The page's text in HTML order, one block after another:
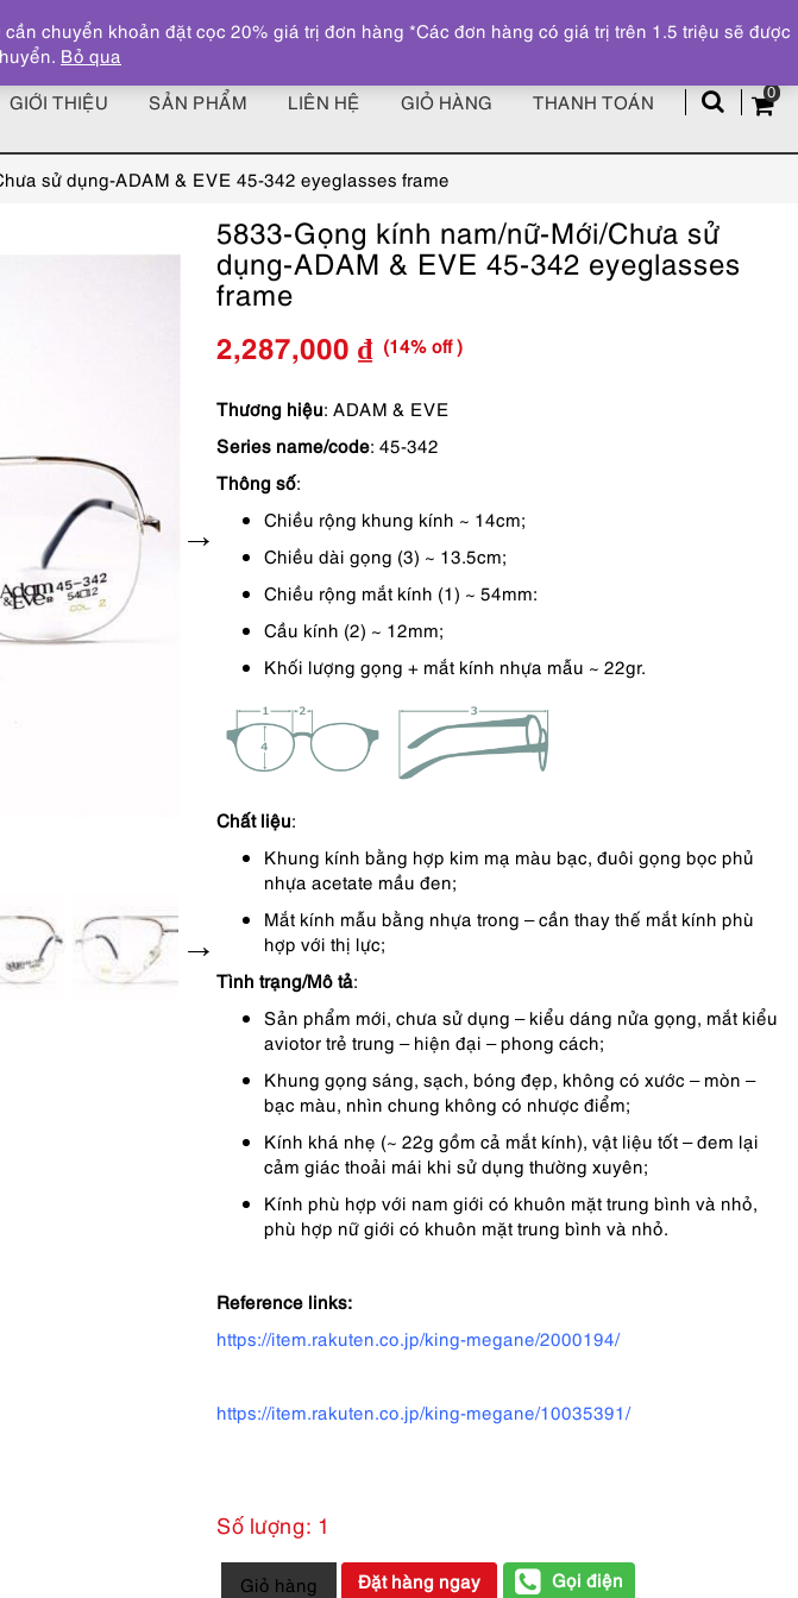
z
0
GIỚI THIỆU SẢN PHẨM LIÊN HỆ GIỎ HÀNG THANH TOÁN
sử dụng-ADAM & EVE 45-342 eyeglasses frame
5833-Gọng kính nam/nữ-Mới/Chưa sử
dụng-ADAM & EVE 45-342 eyeglasses
frame
Giá
gốc
là:
2,287,000 ₫
Giá
hiện
tại
2,287,000 ₫.
(14% off )
Thương hiệu: ADAM & EVE
Series name/code: 45-342
Thông số:
Chiều rộng khung kính ~ 14cm;
Chiều dài gọng (3) ~ 13.5cm;
Chiều rộng mắt kính (1) ~ 54mm:
Cầu kính (2) ~ 12mm;
Khối lượng gọng + mắt kính nhựa mẫu ~ 22gr.
Chất liệu:
Khung kính bằng hợp kim mạ màu bạc, đuôi gọng bọc phủ
nhựa acetate mầu đen;
Mắt kính mẫu bằng nhựa trong – cần thay thế mắt kính phù
hợp với thị lực;
Tình trạng/Mô tả:
Sản phẩm mới, chưa sử dụng – kiểu dáng nửa gọng, mắt kiểu
aviotor trẻ trung – hiện đại – phong cách;
Khung gọng sáng, sạch, bóng đẹp, không có xước – mòn –
bạc màu, nhìn chung không có nhược điểm;
Kính khá nhẹ (~ 22g gồm cả mắt kính), vật liệu tốt – đem lại
cảm giác thoải mái khi sử dụng thường xuyên;
Kính phù hợp với nam giới có khuôn mặt trung bình và nhỏ,
phù hợp nữ giới có khuôn mặt trung bình và nhỏ.
Reference links:
https://item.rakuten.co.jp/king-megane/2000194/
https://item.rakuten.co.jp/king-megane/10035391/
Số lượng: 1
5833-
Giỏ hàng Đặt hàng ngay Gọi điện
chuyển khoản đặt cọc 20% giá trị đơn hàng *Các đơn hàng có giá trị trên 1.5 triệu sẽ được
Bỏ qua